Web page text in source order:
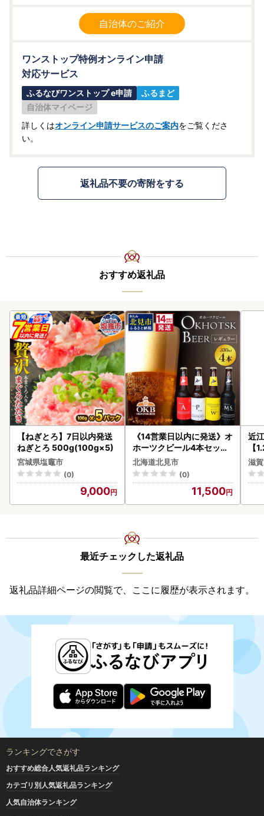
自治体のご紹介
ワンストップ特例オンライン申請
対応サービス
ふるなびワンストップ e申請
ふるまど
自治体マイページ
詳しくはオンライン申請サービスのご案内をご覧くださ
い。
返礼品不要の寄附をする
おすすめ返礼品
【ねぎとろ】7日以内発送
ねぎとろ 500g(100g×5)
宮城県塩竈市
(0)
9,000
《14営業日以内に発送》オ
ホーツクビール4本セット
( 飲料 飲み物 お酒 ビール
クラフトビール 瓶ビール
贈答 ギフト 贈り物 お中元
御中元 お歳暮 御歳暮 お祝
い プレゼント モルトビー
北海道北見市
(0)
11,500
近
【
】
滋
最近チェックした返礼品
返礼品詳細ページの閲覧で、ここに履歴が表示されます。
ランキングでさがす
おすすめ総合人気返礼品ランキング
カテゴリ別人気返礼品ランキング
人気自治体ランキング